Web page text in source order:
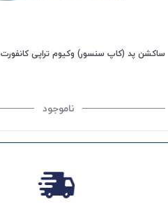
ساکشن پد (کاپ سنسور) وکیوم تراپی کانفورت Confort
ناموجود